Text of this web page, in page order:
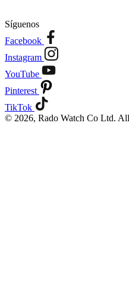
Síguenos
Facebook
Instagram
YouTube
Pinterest
TikTok
© 2026, Rado Watch Co Ltd.